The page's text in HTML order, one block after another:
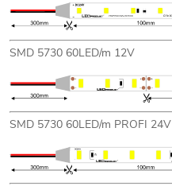
SMD 5730 60LED/m 12V
SMD 5730 60LED/m PROFI 24V